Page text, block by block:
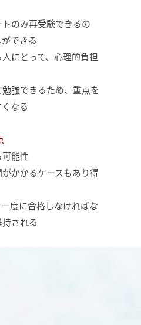
のみ再受験できるの
できる
にとって、心理的負担
強できるため、重点を
なる
可能性
かかるケースもあり得
度に合格しなければな
される